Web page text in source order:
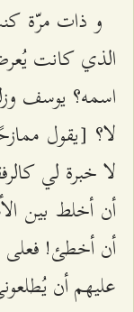
و ذات مرّة
الذي كانت
اسمه؟ يوسف
لا؟ [يقول
لا خبرة لي
أن أخلط بين
أن أخطئ! فعلى
عليهم أن